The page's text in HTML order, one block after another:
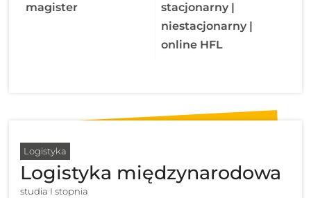
magister
stacjonarny |
niestacjonarny |
online HFL
Logistyka
Logistyka międzynarodowa
studia I stopnia